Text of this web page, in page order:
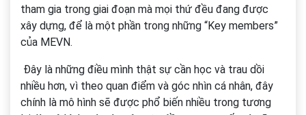
tham gia trong giai đoạn mà mọi thứ đều đang được
xây dựng, để là một phần trong những “Key members”
của MEVN.
Đây là những điều mình thật sự cần học và trau dồi
nhiều hơn, vì theo quan điểm và góc nhìn cá nhân, đây
chính là mô hình sẽ được phổ biến nhiều trong tương